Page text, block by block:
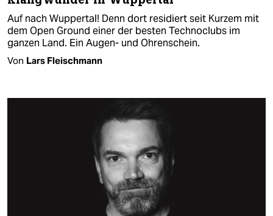
Auf nach Wuppertal! Denn dort residiert seit Kurzem mit
dem Open Ground einer der besten Technoclubs im
ganzen Land. Ein Augen- und Ohrenschein.
Von Lars Fleischmann